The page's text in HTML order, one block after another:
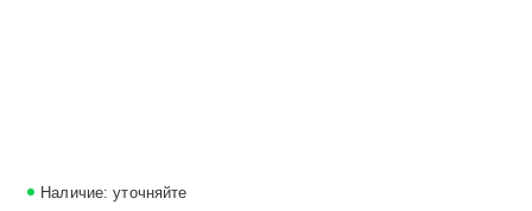
Наличие: уточняйте